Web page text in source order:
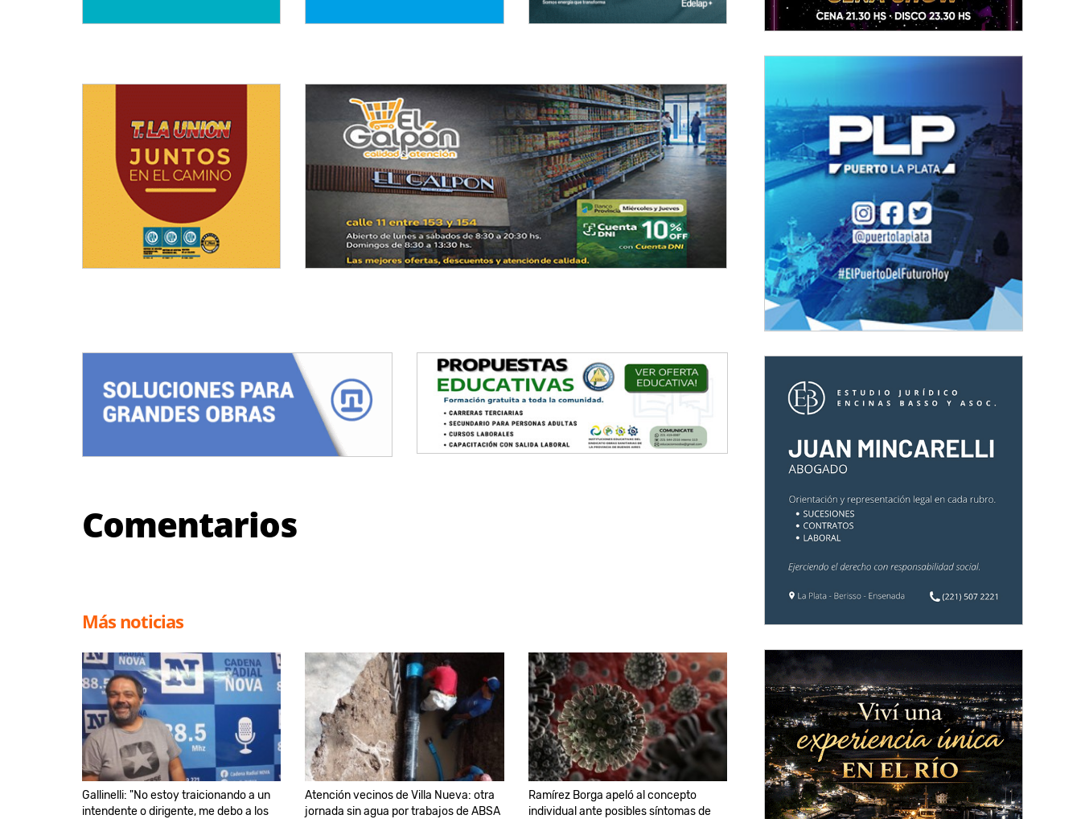
Comentarios
Más noticias
Gallinelli: "No estoy traicionando a un
intendente o dirigente, me debo a los
Atención vecinos de Villa Nueva: otra
jornada sin agua por trabajos de ABSA
Ramírez Borga apeló al concepto
individual ante posibles síntomas de